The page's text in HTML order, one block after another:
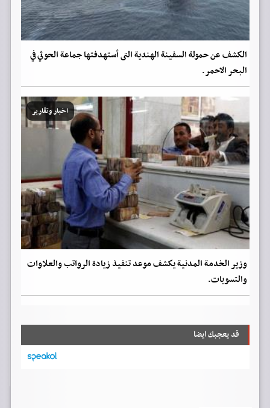
الكشف عن حمولة السفينة الهندية التى أستهدفتها جماعة الحوثي في
البحر الاحمر.
اخبار وتقارير
وزير الخدمة المدنية يكشف موعد تنفيذ زيادة الرواتب والعلاوات
والتسويات.
قد يعجبك ايضا